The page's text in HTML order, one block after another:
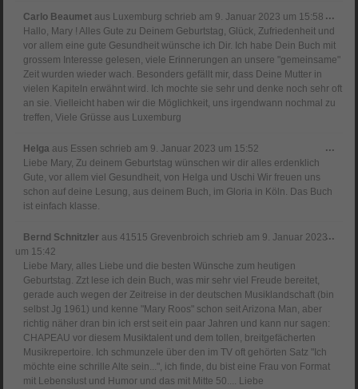
Carlo Beaumet aus Luxemburg schrieb am 9. Januar 2023 um 15:58
Hallo, Mary ! Alles Gute zu Deinem Geburtstag, Glück, Zufriedenheit und
vor allem eine gute Gesundheit wünsche ich Dir. Ich habe Dein Buch mit
grossem Interesse gelesen, viele Erinnerungen an unsere "gemeinsame"
Zeit wurden wieder wach. Besonders gefällt mir, dass Deine Mutter in
vielen Kapiteln erwähnt wird. Ich mochte sie sehr und denke noch sehr oft
an sie. Vielleicht haben wir die Möglichkeit, uns irgendwann nochmal zu
treffen, Viele Grüsse aus Luxemburg
...
ein-/
Helga aus Essen schrieb am 9. Januar 2023 um 15:52
Liebe Mary, Zu deinem Geburtstag wünschen wir dir alles erdenklich
Gute, vor allem viel Gesundheit, von Helga und Uschi Wir freuen uns
schon auf deine Lesung, aus deinem Buch, im Gloria in Köln. Das Buch
ist einfach klasse.
...
Bernd Schnitzler aus 41515 Grevenbroich schrieb am 9. Januar 2023
um 15:42
Liebe Mary, alles Liebe und die besten Wünsche zum heutigen
Geburtstag. Zzt lese ich dein Buch, was mir sehr viel Freude bereitet,
gerade auch wegen der Zeitreise in der deutschen Musiklandschaft (bin
selbst Jg 1961) und kenne "Mary Roos" schon seit Arizona Man, aber
richtig näher dran bin ich erst seit ein paar Jahren und kann nur sagen:
CHAPEAU vor diesem Musiktalent und dem tollen, breitgefächerten
Musikrepertoire. Ich schmunzele über den im TV oft gehörten Satz "Ich
möchte eine schrille Alte sein...", ich finde, du bist eine Frau von Format
mit Lebenslust und Humor und das mit Mitte 50.... Liebe
...